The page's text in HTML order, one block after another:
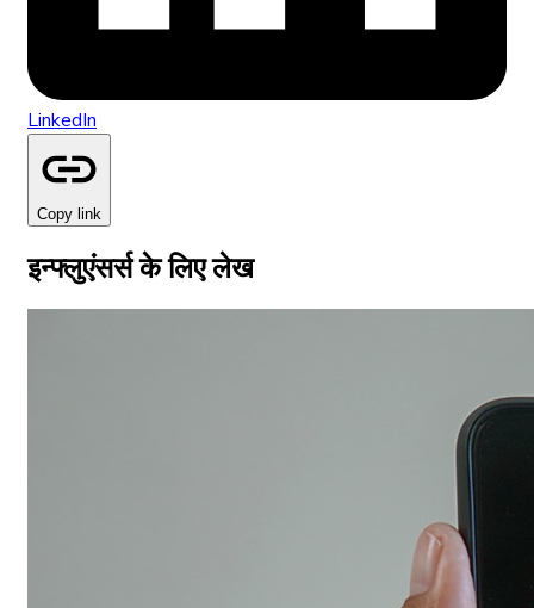
LinkedIn
Copy link
इन्फ्लुएंसर्स के लिए लेख